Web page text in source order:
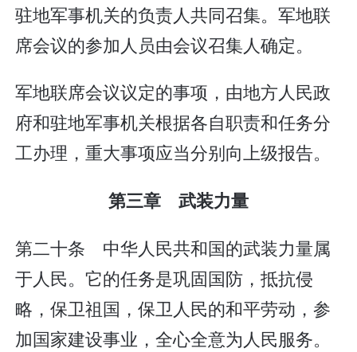
驻地军事机关的负责人共同召集。军地联
席会议的参加人员由会议召集人确定。
军地联席会议议定的事项，由地方人民政
府和驻地军事机关根据各自职责和任务分
工办理，重大事项应当分别向上级报告。
第三章 武装力量
第二十条 中华人民共和国的武装力量属
于人民。它的任务是巩固国防，抵抗侵
略，保卫祖国，保卫人民的和平劳动，参
加国家建设事业，全心全意为人民服务。